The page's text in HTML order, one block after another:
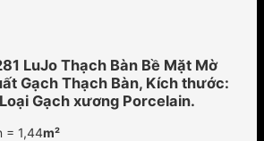
LuJo Thạch Bàn Bề Mặt Mờ
Gạch Thạch Bàn, Kích thước:
Gạch xương Porcelain.
= 1,44m²